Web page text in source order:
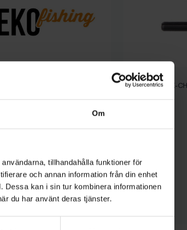
Om
tillhandahålla funktioner för
och annan information från din enhet
Dessa kan i sin tur kombinera informationen
du har använt deras tjänster.
D.A.M
MADCAT QUICK-